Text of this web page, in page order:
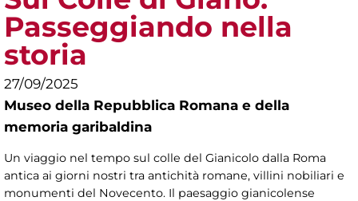
Passeggiando nella
storia
27/09/2025
Museo della Repubblica Romana e della
memoria garibaldina
Un viaggio nel tempo sul colle del Gianicolo dalla Roma
antica ai giorni nostri tra antichità romane, villini nobiliari e
monumenti del Novecento. Il paesaggio gianicolense